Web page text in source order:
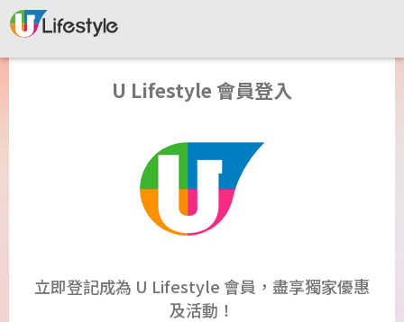
U Lifestyle 會員登入
立即登記成為 U Lifestyle 會員，盡享獨家優惠
及活動！